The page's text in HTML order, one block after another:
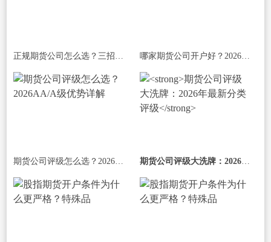
正规期货公司怎么选？三招教你识破“李 哪家期货公司开户好？2026年选择期货公司
期货公司评级怎么选？2026AA/A级优势详解 期货公司评级大洗牌：2026年最新分类评级